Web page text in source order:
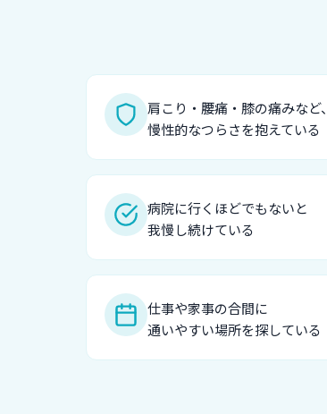
肩こり・腰痛・膝の痛みなど、
慢性的なつらさを抱えている
病院に行くほどでもないと
我慢し続けている
仕事や家事の合間に
通いやすい場所を探している